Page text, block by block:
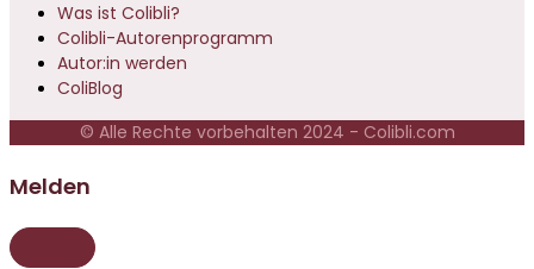
Was ist Colibli?
Colibli-Autorenprogramm
Autor:in werden
ColiBlog
© Alle Rechte vorbehalten 2024 - Colibli.com
Melden